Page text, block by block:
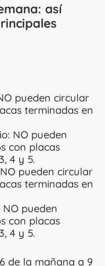
así
pueden circular
terminadas en
NO pueden
con placas
4 y 5.
pueden circular
terminadas en
NO pueden
con placas
4 y 5.
de la mañana a 9